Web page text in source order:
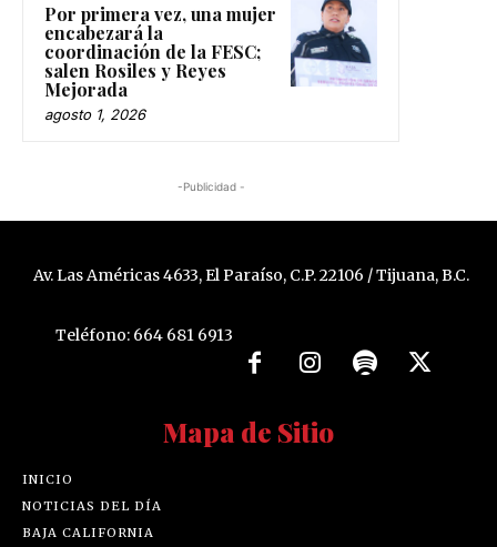
Por primera vez, una mujer
encabezará la
coordinación de la FESC;
salen Rosiles y Reyes
Mejorada
agosto 1, 2026
-Publicidad -
Av. Las Américas 4633, El Paraíso, C.P. 22106 / Tijuana, B.C.
Teléfono: 664 681 6913
Mapa de Sitio
INICIO
NOTICIAS DEL DÍA
BAJA CALIFORNIA